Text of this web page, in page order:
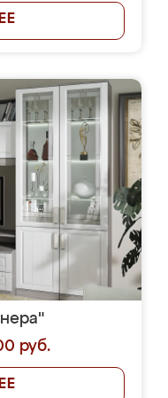
руб.